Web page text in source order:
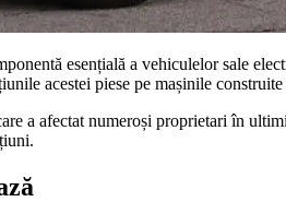
esențială a vehiculelor sale
acestei piese pe mașinile
a afectat numeroși proprietari în